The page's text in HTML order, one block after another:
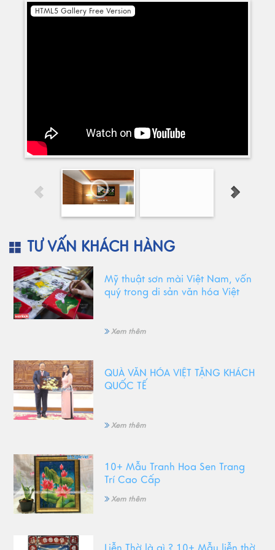
HTML5 Gallery Free Version
TƯ VẤN KHÁCH HÀNG
Mỹ thuật sơn mài Việt Nam, vốn
quý trong di sản văn hóa Việt
Xem thêm
QUÀ VĂN HÓA VIỆT TẶNG KHÁCH
QUỐC TẾ
Xem thêm
10+ Mẫu Tranh Hoa Sen Trang
Trí Cao Cấp
Xem thêm